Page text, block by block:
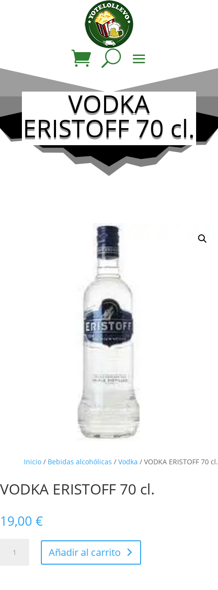
VODKA
ERISTOFF 70 cl.
Inicio / Bebidas alcohólicas / Vodka / VODKA ERISTOFF 70 cl.
VODKA ERISTOFF 70 cl.
19,00 €
ERISTOFF
Añadir al carrito